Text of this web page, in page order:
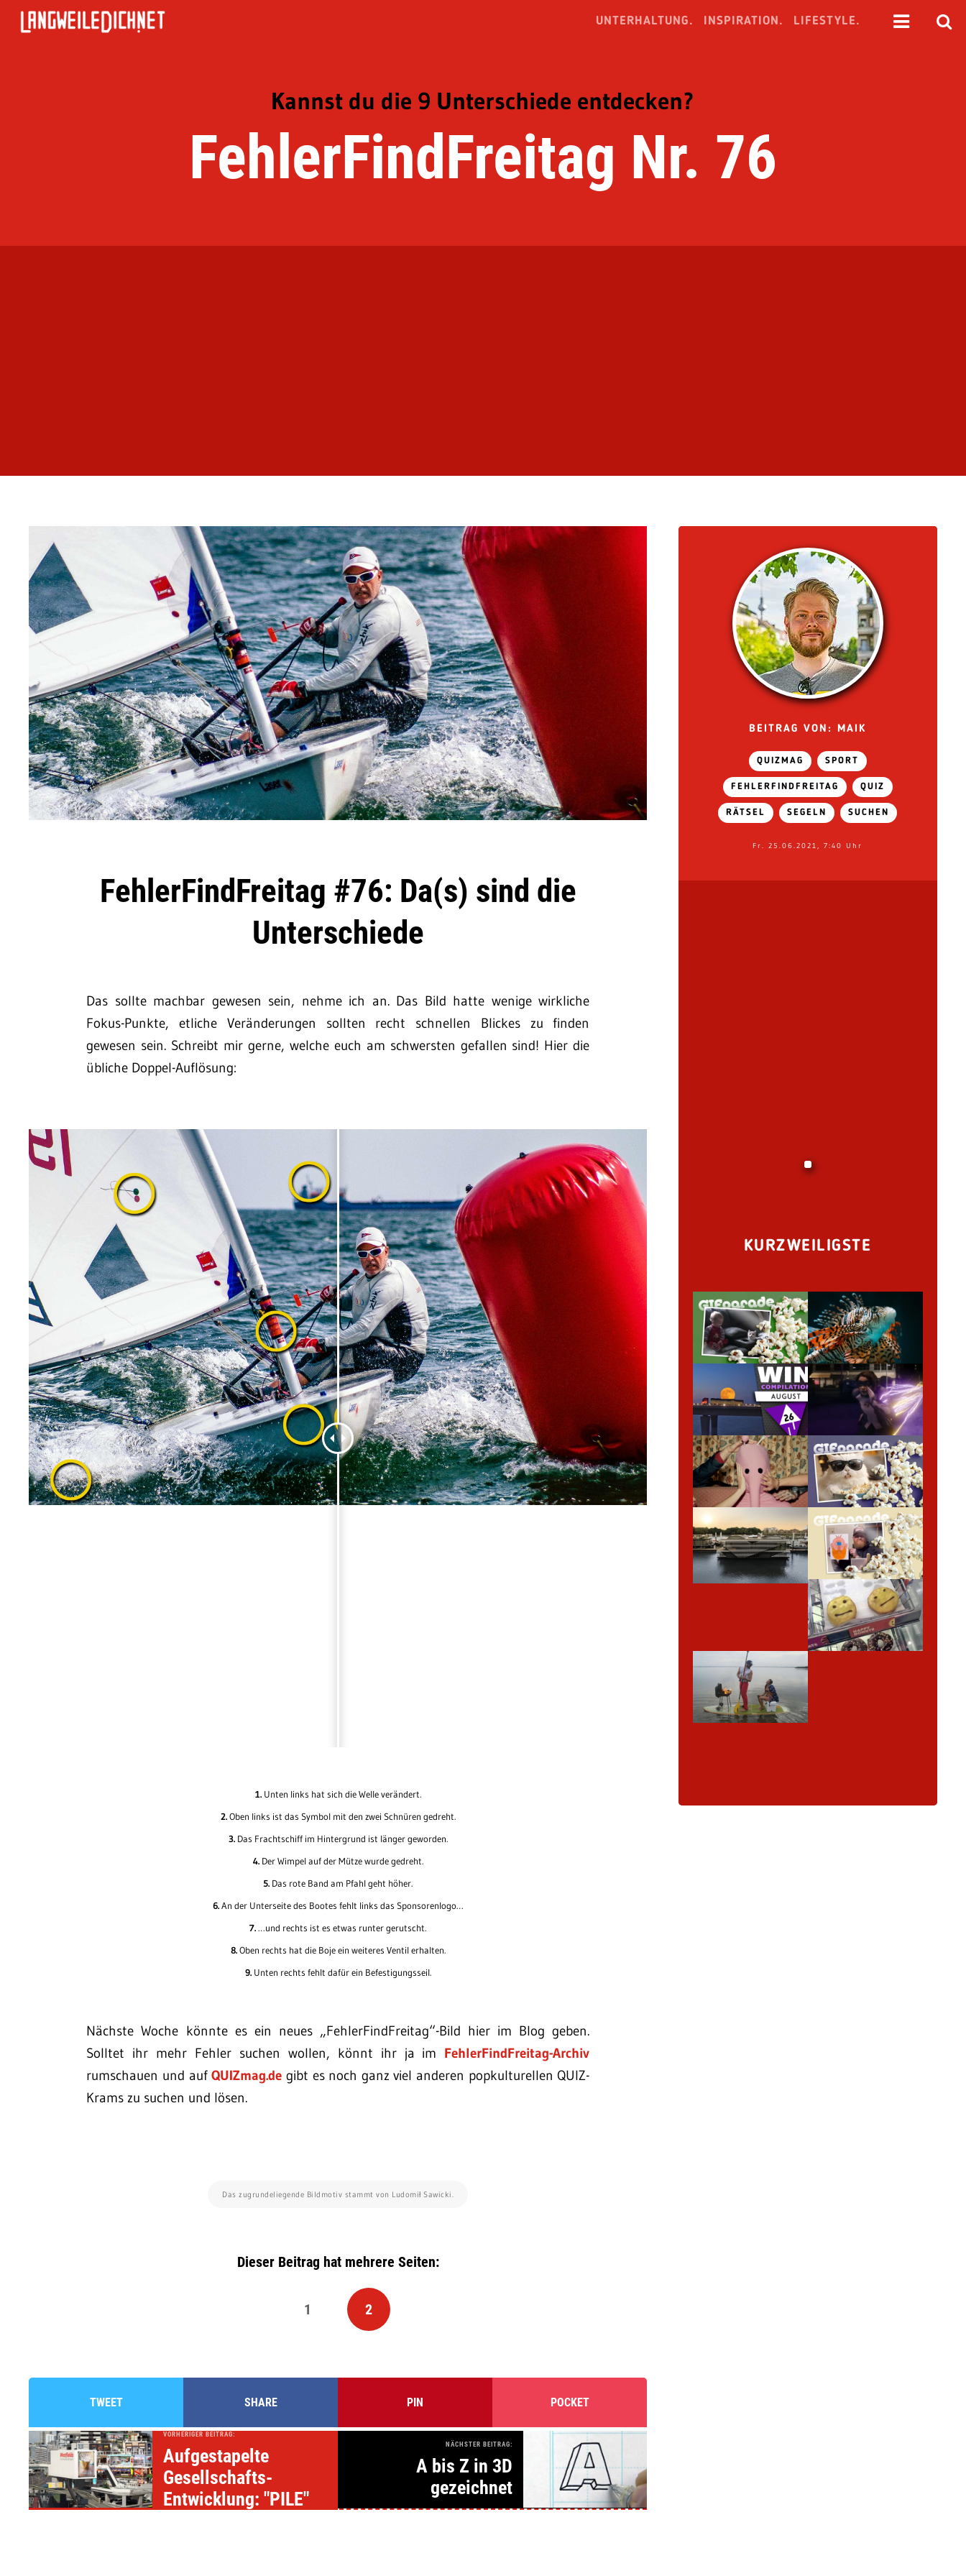
UNTERHALTUNG. INSPIRATION. LIFESTYLE.
Kannst du die 9 Unterschiede entdecken?
FehlerFindFreitag Nr. 76
FehlerFindFreitag #76: Da(s) sind die
Unterschiede
Das sollte machbar gewesen sein, nehme ich an. Das Bild hatte wenige wirkliche
Fokus-Punkte, etliche Veränderungen sollten recht schnellen Blickes zu finden
gewesen sein. Schreibt mir gerne, welche euch am schwersten gefallen sind! Hier die
übliche Doppel-Auflösung:
1.Unten links hat sich die Welle verändert.
2.Oben links ist das Symbol mit den zwei Schnüren gedreht.
3.Das Frachtschiff im Hintergrund ist länger geworden.
4.Der Wimpel auf der Mütze wurde gedreht.
5. Das rote Band am Pfahl geht höher.
6.An der Unterseite des Bootes fehlt links das Sponsorenlogo…
7.…und rechts ist es etwas runter gerutscht.
8.Oben rechts hat die Boje ein weiteres Ventil erhalten.
9.Unten rechts fehlt dafür ein Befestigungsseil.
Nächste Woche könnte es ein neues „FehlerFindFreitag“-Bild hier im Blog geben.
Solltet ihr mehr Fehler suchen wollen, könnt ihr ja im FehlerFindFreitag-Archiv
rumschauen und aufQUIZmag.de gibt es noch ganz viel anderen popkulturellen QUIZ-
Krams zu suchen und lösen.
Das zugrundeliegende Bildmotiv stammt von Ludomił Sawicki.
Dieser Beitrag hat mehrere Seiten:
1 2
TWEET SHARE PIN POCKET
VORHERIGER BEITRAG:
Aufgestapelte
Gesellschafts-
Entwicklung: "PILE"
NÄCHSTER BEITRAG:
A bis Z in 3D
gezeichnet
BEITRAG VON: MAIK
QUIZMAG SPORT
FEHLERFINDFREITAG QUIZ
RÄTSEL SEGELN SUCHEN
Fr. 25.06.2021, 7:40 Uhr
KURZWEILIGSTE